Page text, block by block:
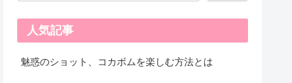
人気記事
魅惑のショット、コカボムを楽しむ方法とは